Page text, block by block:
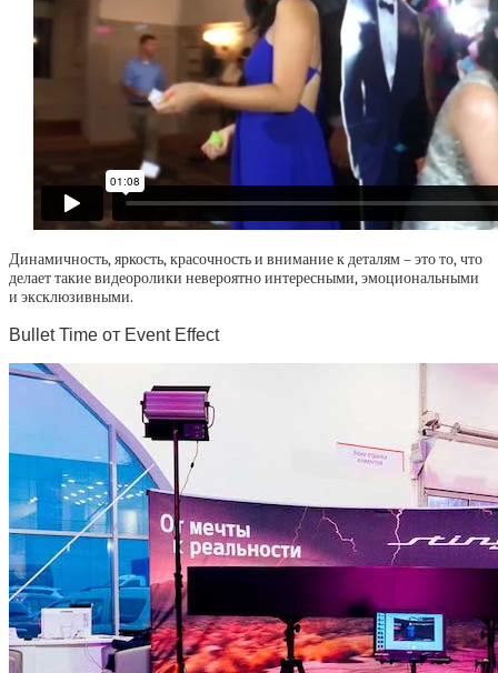
Динамичность, яркость, красочность и внимание к деталям – это то, что
делает такие видеоролики невероятно интересными, эмоциональными
и эксклюзивными.
Bullet Time от Event Effect